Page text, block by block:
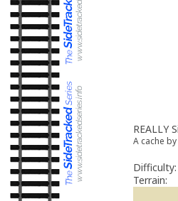
REALLY
A cache by
Difficulty:
Terrain: